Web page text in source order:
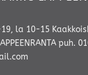
la 10-15
puh.